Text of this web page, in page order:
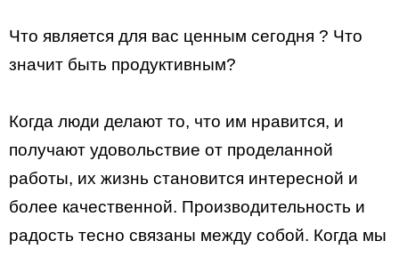
Что является для вас ценным сегодня ? Что
значит быть продуктивным?
Когда люди делают то, что им нравится, и
получают удовольствие от проделанной
работы, их жизнь становится интересной и
более качественной. Производительность и
радость тесно связаны между собой. Когда мы